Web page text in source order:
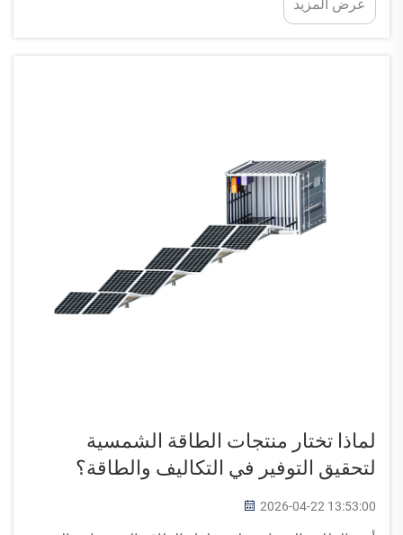
الخصائص الأساسية التي...
عرض المزيد
لماذا تختار منتجات الطاقة الشمسية
لتحقيق التوفير في التكاليف والطاقة؟
2026-04-22 13:53:00